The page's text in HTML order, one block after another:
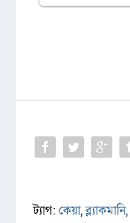
ট্যাগ: কেয়া,ব্ল্যাকমানি,